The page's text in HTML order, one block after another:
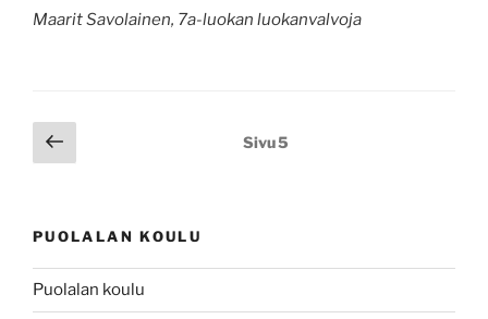
Maarit Savolainen, 7a-luokan luokanvalvoja
Artikkelien
sivutus
Edellinen
sivu
Sivu5
PUOLALAN KOULU
Puolalan koulu